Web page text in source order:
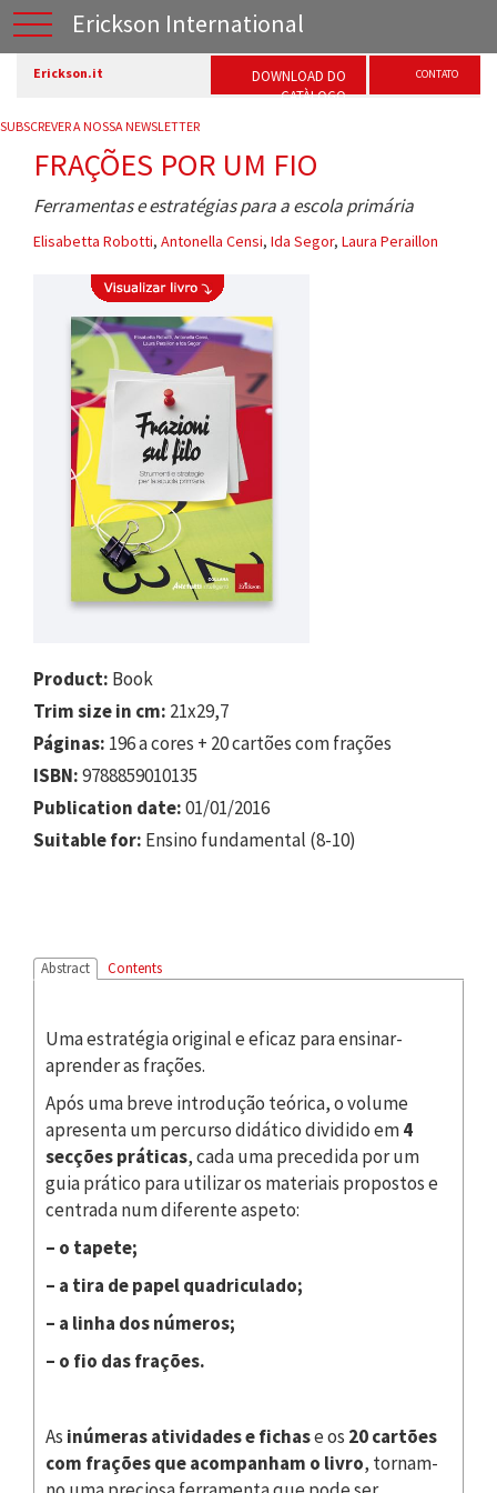
Erickson International
Erickson.it
DOWNLOAD DO
CATÀLOGO
CONTATO
SUBSCREVER A NOSSA NEWSLETTER
FRAÇÕES POR UM FIO
Ferramentas e estratégias para a escola primária
Elisabetta Robotti, Antonella Censi, Ida Segor, Laura Peraillon
Product: Book
Trim size in cm: 21x29,7
Páginas: 196 a cores + 20 cartões com frações
ISBN:9788859010135
Publication date:01/01/2016
Suitable for: Ensino fundamental (8-10)
Abstract Contents
Uma estratégia original e eficaz para ensinar-
aprender as frações.
Após uma breve introdução teórica, o volume
apresenta um percurso didático dividido em4
secções práticas, cada uma precedida por um
guia prático para utilizar os materiais propostos e
centrada num diferente aspeto:
– o tapete;
– a tira de papel quadriculado;
– a linha dos números;
– o fio das frações.
As inúmeras atividades e fichase os 20 cartões
com frações que acompanham o livro, tornam-